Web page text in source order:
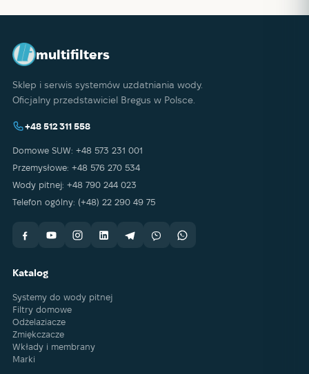
multifilters
Sklep i serwis systemów uzdatniania wody.
Oficjalny przedstawiciel Bregus w Polsce.
+48 512 311 558
Domowe SUW: +48 573 231 001
Przemysłowe: +48 576 270 534
Wody pitnej: +48 790 244 023
Telefon ogólny: (+48) 22 290 49 75
Katalog
Systemy do wody pitnej
Filtry domowe
Odżelaziacze
Zmiękczacze
Wkłady i membrany
Marki